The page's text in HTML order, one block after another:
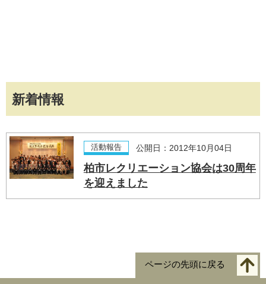
新着情報
活動報告 公開日：2012年10月04日
柏市レクリエーション協会は30周年
を迎えました
ページの先頭に戻る